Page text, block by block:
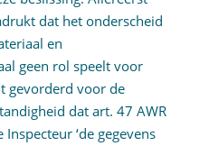
dat het onderscheid
en
geen rol speelt voor
gevorderd voor de
dat art. 47 AWR
‘de gegevens